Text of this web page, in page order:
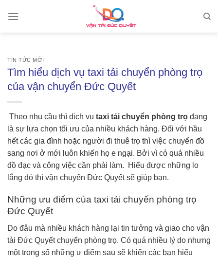
TIN TỨC MỚI
Tìm hiểu dịch vụ taxi tải chuyển phòng trọ
của vận chuyển Đức Quyết
Theo nhu cầu thì dịch vụ taxi tải chuyển phòng trọ đang
là sự lựa chọn tối ưu của nhiều khách hàng. Đối với hầu
hết các gia đình hoặc người đi thuê trọ thì việc chuyển đồ
sang nơi ở mới luôn khiến họ e ngại. Bởi vì có quá nhiều
đồ đạc và công việc cần phải làm. Hiểu được những lo
lắng đó thì vận chuyển Đức Quyết sẽ giúp bạn.
Những ưu điểm của taxi tải chuyển phòng trọ
Đức Quyết
Do đâu mà nhiều khách hàng lại tin tưởng và giao cho vận
tải Đức Quyết chuyển phòng trọ. Có quá nhiều lý do nhưng
một trong số những ư điểm sau sẽ khiến các bạn hiểu